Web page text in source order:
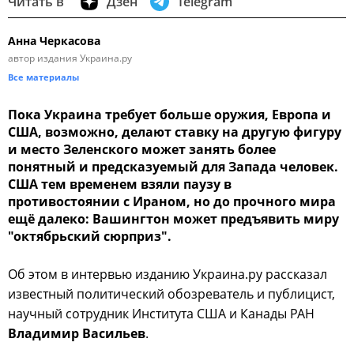
Анна Черкасова
автор издания Украина.ру
Все материалы
Пока Украина требует больше оружия, Европа и
США, возможно, делают ставку на другую фигуру
и место Зеленского может занять более
понятный и предсказуемый для Запада человек.
США тем временем взяли паузу в
противостоянии с Ираном, но до прочного мира
ещё далеко: Вашингтон может предъявить миру
"октябрьский сюрприз".
Об этом в интервью изданию Украина.ру рассказал
известный политический обозреватель и публицист,
научный сотрудник Института США и Канады РАН
Владимир Васильев.